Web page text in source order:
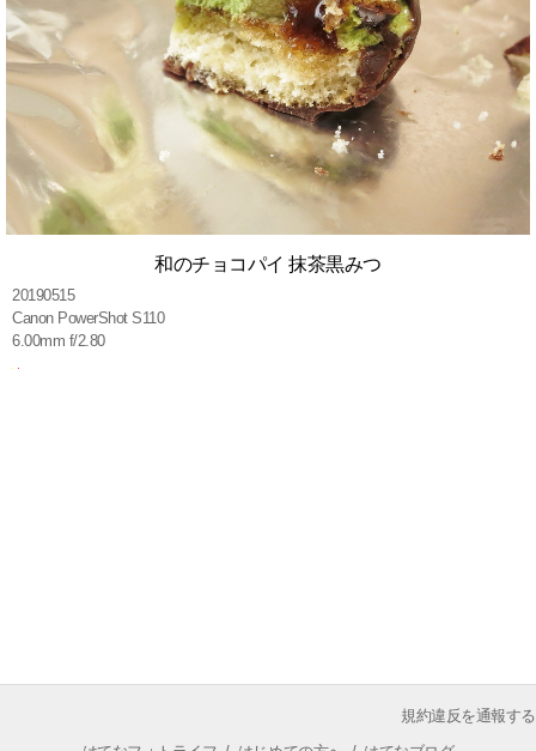
和のチョコパイ 抹茶黒みつ
20190515
Canon PowerShot S110
6.00mm f/2.80
規約違反を通報する